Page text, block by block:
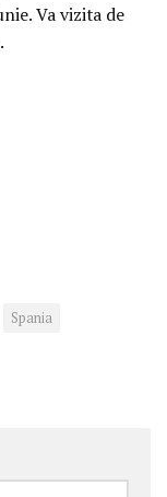
Va vizita de
Spania